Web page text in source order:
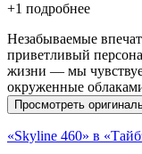
+1 подробнее
Незабываемые
приветливый
жизни — мы
окруженные
Просмотреть
«Skyline 460» в